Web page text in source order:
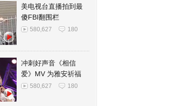
美电视台直播拍到最
傻FBI翻围栏
580,627 180
冲刺好声音《相信
爱》MV 为雅安祈福
580,627 180